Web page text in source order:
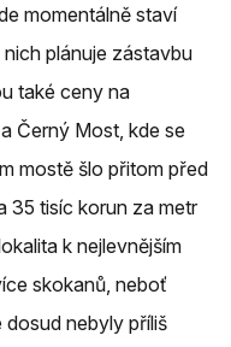
momentálně staví
plánuje zástavbu
také ceny na
Černý Most, kde se
mostě šlo přitom před
35 tisíc korun za metr
k nejlevnějším
skokanů, neboť
nebyly příliš